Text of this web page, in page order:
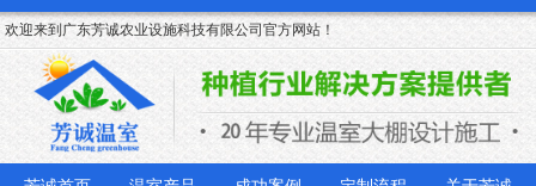
欢迎来到广东芳诚农业设施科技有限公司官方网站！